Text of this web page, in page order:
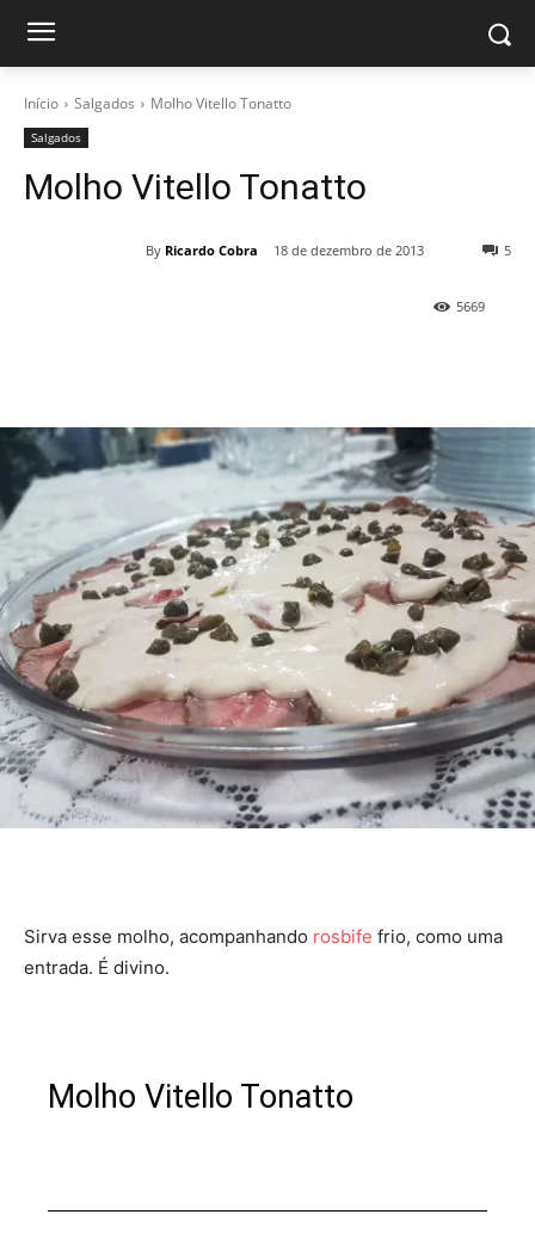
Início Salgados Molho Vitello Tonatto
Salgados
Molho Vitello Tonatto
By Ricardo Cobra 18 de dezembro de 2013 5
5669
Sirva esse molho, acompanhando rosbife frio, como uma
entrada. É divino.
Molho Vitello Tonatto